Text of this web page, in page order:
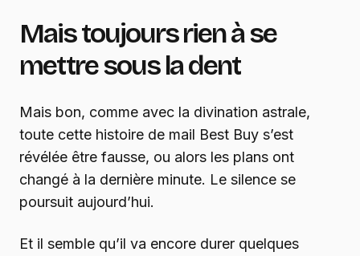
Mais toujours rien à se
mettre sous la dent
Mais bon, comme avec la divination astrale,
toute cette histoire de mail Best Buy s’est
révélée être fausse, ou alors les plans ont
changé à la dernière minute. Le silence se
poursuit aujourd’hui.
Et il semble qu’il va encore durer quelques